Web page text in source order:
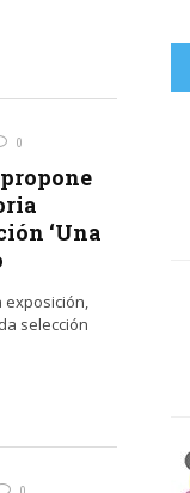
0
‘Una
exposición,
selección